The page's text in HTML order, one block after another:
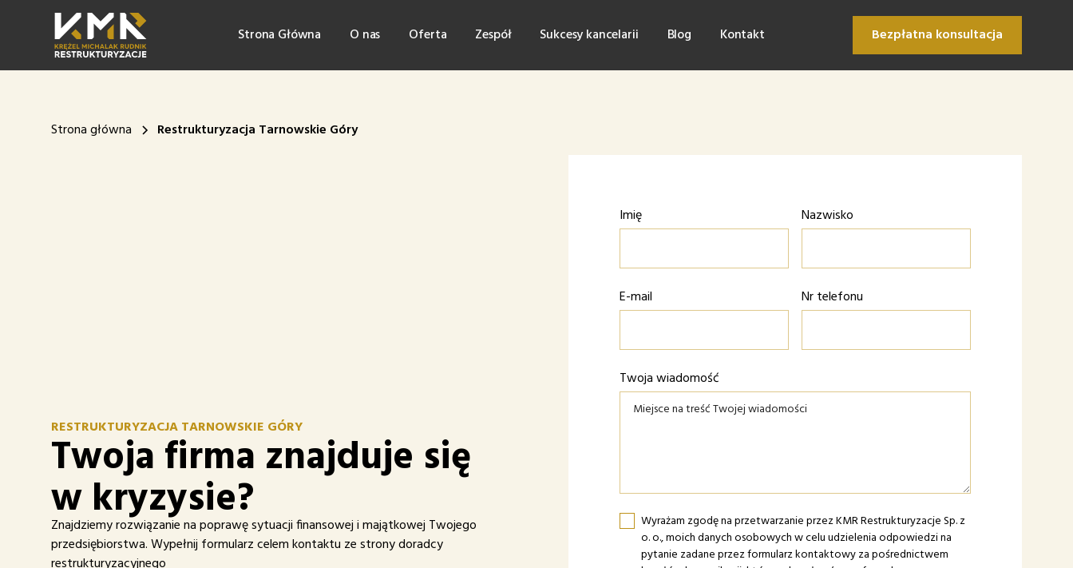
Strona Główna O nas Oferta Zespół Sukcesy kancelarii Blog Kontakt Bezpłatna konsultacja
Strona główna Restrukturyzacja Tarnowskie Góry
RESTRUKTURYZACJA TARNOWSKIE GÓRY
Twoja firma znajduje się
w kryzysie?
Znajdziemy rozwiązanie na poprawę sytuacji finansowej i majątkowej Twojego
przedsiębiorstwa. Wypełnij formularz celem kontaktu ze strony doradcy
Imię Nazwisko
E-mail Nr telefonu
Twoja wiadomość
Wyrażam zgodę na przetwarzanie przez KMR Restrukturyzacje Sp. z
o. o., moich danych osobowych w celu udzielenia odpowiedzi na
pytanie zadane przez formularz kontaktowy za pośrednictwem